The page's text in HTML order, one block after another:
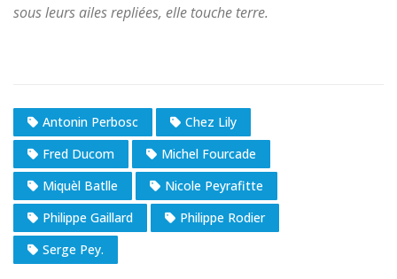
sous leurs ailes repliées, elle touche terre.
Antonin Perbosc
Chez Lily
Fred Ducom
Michel Fourcade
Miquèl Batlle
Nicole Peyrafitte
Philippe Gaillard
Philippe Rodier
Serge Pey.